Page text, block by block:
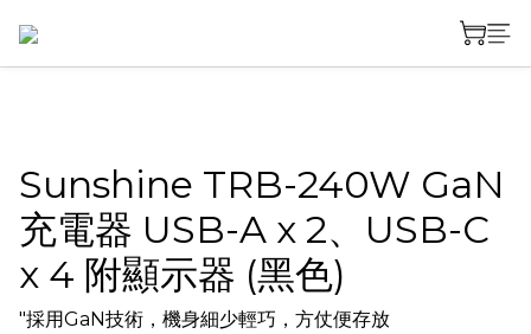
Sunshine TRB-240W GaN
充電器 USB-A x 2、USB-C
x 4 附顯示器 (黑色)
"採用GaN技術，機身細少輕巧，方仗便存放